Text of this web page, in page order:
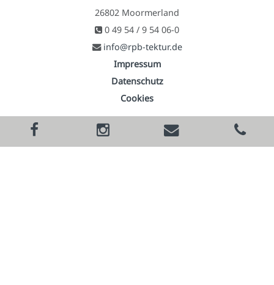
26802 Moormerland
0 49 54 / 9 54 06-0
info@rpb-tektur.de
Impressum
Datenschutz
Cookies